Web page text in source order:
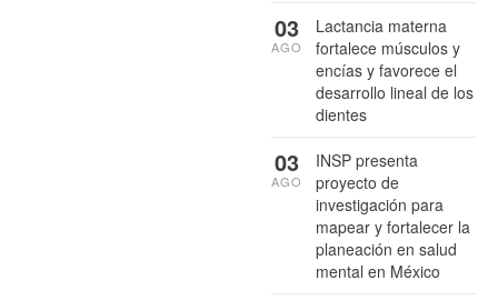
Lactancia materna
fortalece músculos y
encías y favorece el
desarrollo lineal de los
dientes
03
AGO
INSP presenta
proyecto de
investigación para
mapear y fortalecer la
planeación en salud
mental en México
03
AGO